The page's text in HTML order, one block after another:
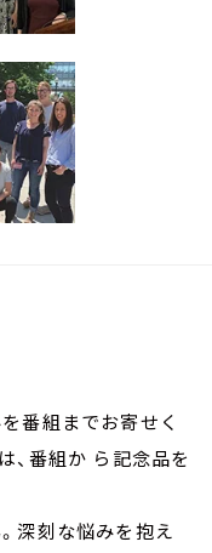
番組までお寄せく
、番組か ら記念品を
深刻な悩みを抱え